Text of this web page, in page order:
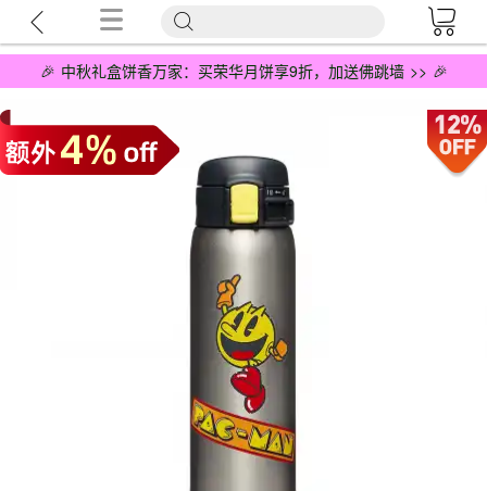
🎉 中秋礼盒饼香万家：买荣华月饼享9折，加送佛跳墙 >> 🎉